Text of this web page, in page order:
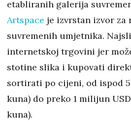
etabliranih galerija
Artspace je izvrstan izvor za
suvremenih umjetnika.
internetskoj trgovini jer
stotine slika i kupovati
sortirati po cijeni, od ispod
kuna) do preko 1 milijun USD
kuna).